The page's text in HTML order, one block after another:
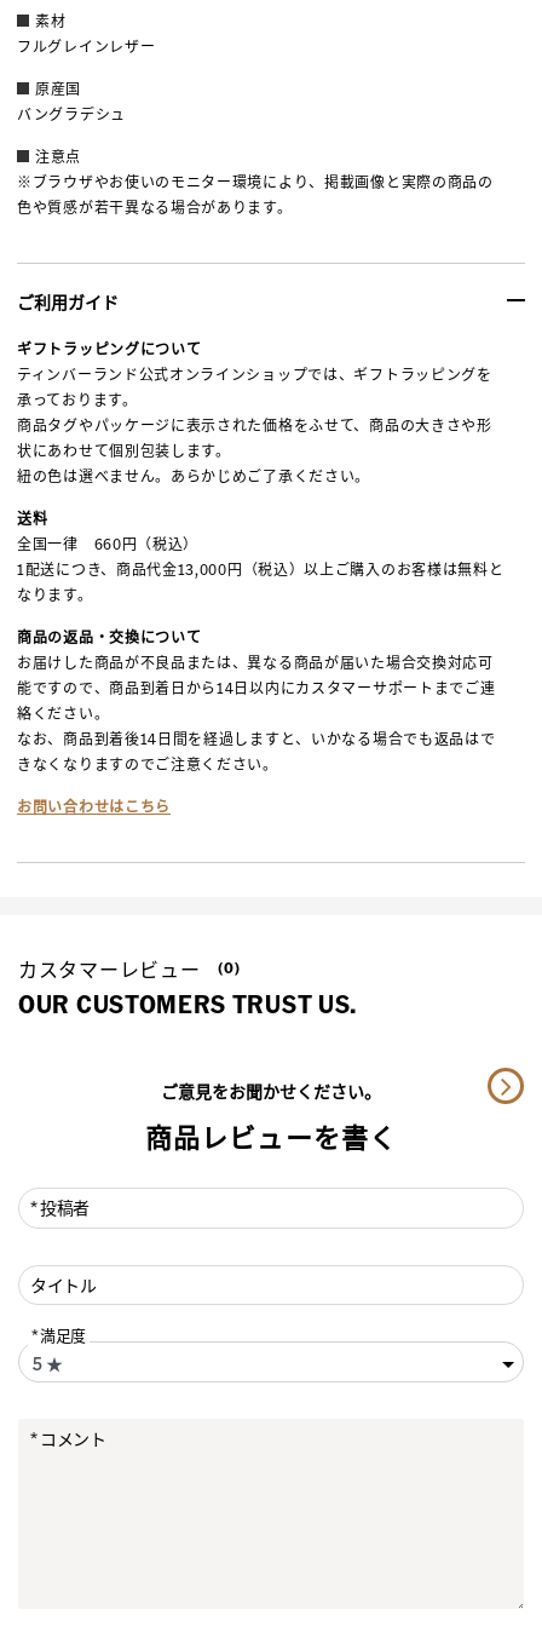
素材
フルグレインレザー
原産国
バングラデシュ
注意点
※ブラウザやお使いのモニター環境により、掲載画像と実際の商品の
色や質感が若干異なる場合があります。
ご利用ガイド
ギフトラッピングについて
ティンバーランド公式オンラインショップでは、ギフトラッピングを
承っております。
商品タグやパッケージに表示された価格をふせて、商品の大きさや形
状にあわせて個別包装します。
紐の色は選べません。あらかじめご了承ください。
送料
全国一律 660円（税込）
1配送につき、商品代金13,000円（税込）以上ご購入のお客様は無料と
なります。
商品の返品・交換について
お届けした商品が不良品または、異なる商品が届いた場合交換対応可
能ですので、商品到着日から14日以内にカスタマーサポートまでご連
絡ください。
なお、商品到着後14日間を経過しますと、いかなる場合でも返品はで
きなくなりますのでご注意ください。
お問い合わせはこちら
カスタマーレビュー (0)
OUR CUSTOMERS TRUST US.
ご意見をお聞かせください。
商品レビューを書く
投稿者
タイトル
満足度
コメント